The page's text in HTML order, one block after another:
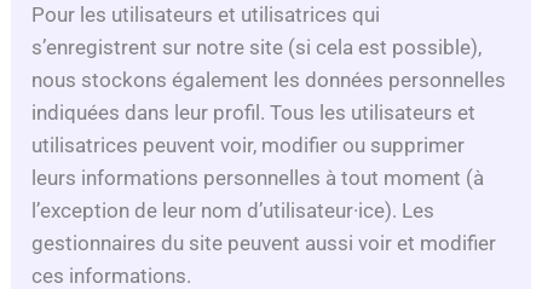
Pour les utilisateurs et utilisatrices qui
s’enregistrent sur notre site (si cela est possible),
nous stockons également les données personnelles
indiquées dans leur profil. Tous les utilisateurs et
utilisatrices peuvent voir, modifier ou supprimer
leurs informations personnelles à tout moment (à
l’exception de leur nom d’utilisateur·ice). Les
gestionnaires du site peuvent aussi voir et modifier
ces informations.